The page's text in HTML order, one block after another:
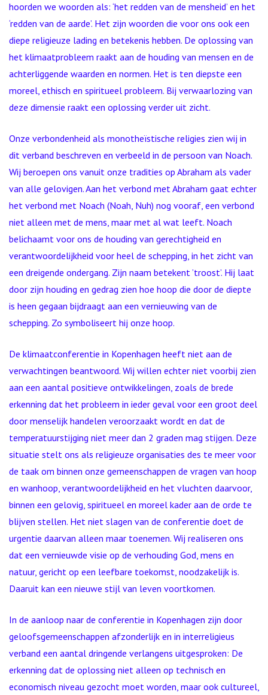
hoorden we woorden als: ‘het redden van de mensheid’ en het
‘redden van de aarde’. Het zijn woorden die voor ons ook een
diepe religieuze lading en betekenis hebben. De oplossing van
het klimaatprobleem raakt aan de houding van mensen en de
achterliggende waarden en normen. Het is ten diepste een
moreel, ethisch en spiritueel probleem. Bij verwaarlozing van
deze dimensie raakt een oplossing verder uit zicht.
Onze verbondenheid als monotheïstische religies zien wij in
dit verband beschreven en verbeeld in de persoon van Noach.
Wij beroepen ons vanuit onze tradities op Abraham als vader
van alle gelovigen. Aan het verbond met Abraham gaat echter
het verbond met Noach (Noah, Nuh) nog vooraf, een verbond
niet alleen met de mens, maar met al wat leeft. Noach
belichaamt voor ons de houding van gerechtigheid en
verantwoordelijkheid voor heel de schepping, in het zicht van
een dreigende ondergang. Zijn naam betekent ’troost’. Hij laat
door zijn houding en gedrag zien hoe hoop die door de diepte
is heen gegaan bijdraagt aan een vernieuwing van de
schepping. Zo symboliseert hij onze hoop.
De klimaatconferentie in Kopenhagen heeft niet aan de
verwachtingen beantwoord. Wij willen echter niet voorbij zien
aan een aantal positieve ontwikkelingen, zoals de brede
erkenning dat het probleem in ieder geval voor een groot deel
door menselijk handelen veroorzaakt wordt en dat de
temperatuurstijging niet meer dan 2 graden mag stijgen. Deze
situatie stelt ons als religieuze organisaties des te meer voor
de taak om binnen onze gemeenschappen de vragen van hoop
en wanhoop, verantwoordelijkheid en het vluchten daarvoor,
binnen een gelovig, spiritueel en moreel kader aan de orde te
blijven stellen. Het niet slagen van de conferentie doet de
urgentie daarvan alleen maar toenemen. Wij realiseren ons
dat een vernieuwde visie op de verhouding God, mens en
natuur, gericht op een leefbare toekomst, noodzakelijk is.
Daaruit kan een nieuwe stijl van leven voortkomen.
In de aanloop naar de conferentie in Kopenhagen zijn door
geloofsgemeenschappen afzonderlijk en in interreligieus
verband een aantal dringende verlangens uitgesproken: De
erkenning dat de oplossing niet alleen op technisch en
economisch niveau gezocht moet worden, maar ook cultureel,